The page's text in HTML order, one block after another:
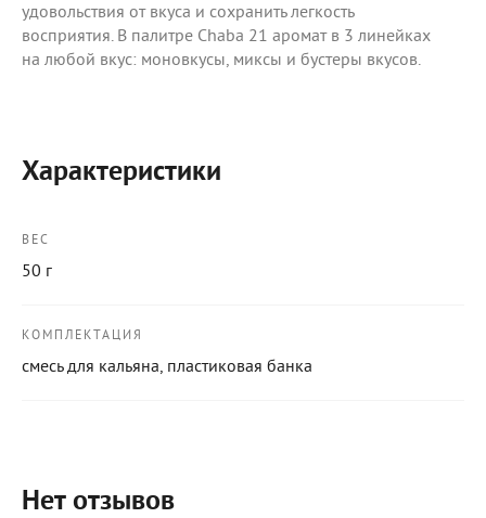
удовольствия от вкуса и сохранить легкость
восприятия. В палитре Chaba 21 аромат в 3 линейках
на любой вкус: моновкусы, миксы и бустеры вкусов.
Характеристики
ВЕС
50 г
КОМПЛЕКТАЦИЯ
смесь для кальяна, пластиковая банка
Нет отзывов